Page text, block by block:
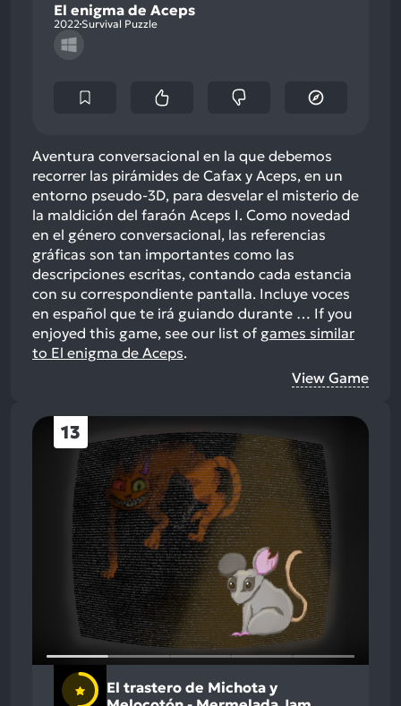
El enigma de Aceps
2022 Survival Puzzle
Aventura conversacional en la que debemos
recorrer las pirámides de Cafax y Aceps, en un
entorno pseudo-3D, para desvelar el misterio de
la maldición del faraón Aceps I. Como novedad
en el género conversacional, las referencias
gráficas son tan importantes como las
descripciones escritas, contando cada estancia
con su correspondiente pantalla. Incluye voces
en español que te irá guiando durante … If you
enjoyed this game, see our list of games similar
to El enigma de Aceps.
View Game
13
El trastero de Michota y